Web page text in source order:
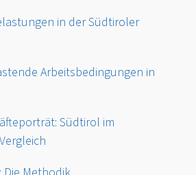
in der Südtiroler
Arbeitsbedingungen in
Südtirol im